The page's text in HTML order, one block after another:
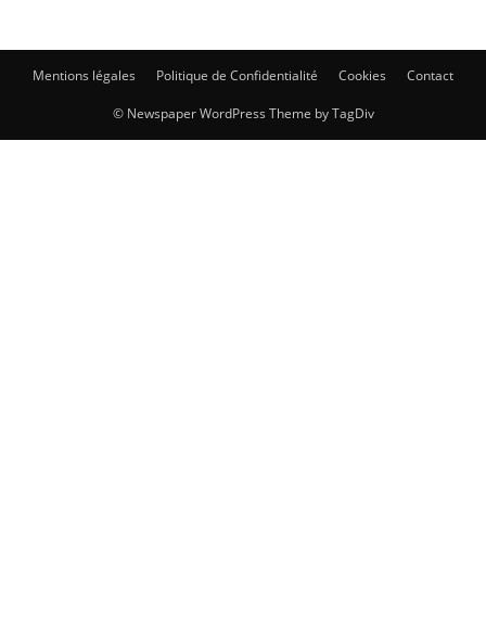
Mentions légales Politique de Confidentialité Cookies Contact
© Newspaper WordPress Theme by TagDiv